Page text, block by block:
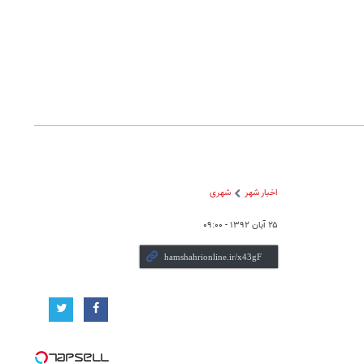
اخبار شهر شهری
۲۵ آبان ۱۳۹۲ - ۰۹:۰۰